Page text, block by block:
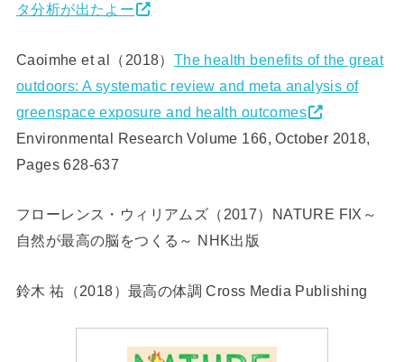
タ分析が出たよー
Caoimhe et al（2018） The health benefits of the great
outdoors: A systematic review and meta analysis of
greenspace exposure and health outcomes
Environmental Research Volume 166, October 2018,
Pages 628-637
フローレンス・ウィリアムズ（2017）NATURE FIX～
自然が最高の脳をつくる～ NHK出版
鈴木 祐（2018）最高の体調 Cross Media Publishing